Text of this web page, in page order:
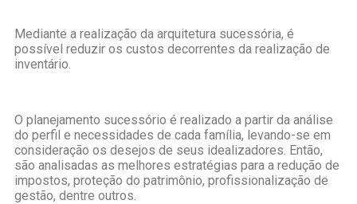
Mediante a realização da arquitetura sucessória, é
possível reduzir os custos decorrentes da realização de
inventário.
O planejamento sucessório é realizado a partir da análise
do perfil e necessidades de cada família, levando-se em
consideração os desejos de seus idealizadores. Então,
são analisadas as melhores estratégias para a redução de
impostos, proteção do patrimônio, profissionalização de
gestão, dentre outros.